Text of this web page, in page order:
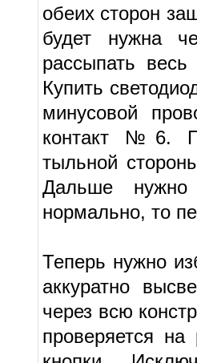
обеих сторон
будет нужна
рассыпать
Купить
минусовой
контакт №6.
тыльной
Дальше нужно
нормально, то
Теперь нужно
аккуратно
через всю
проверяется